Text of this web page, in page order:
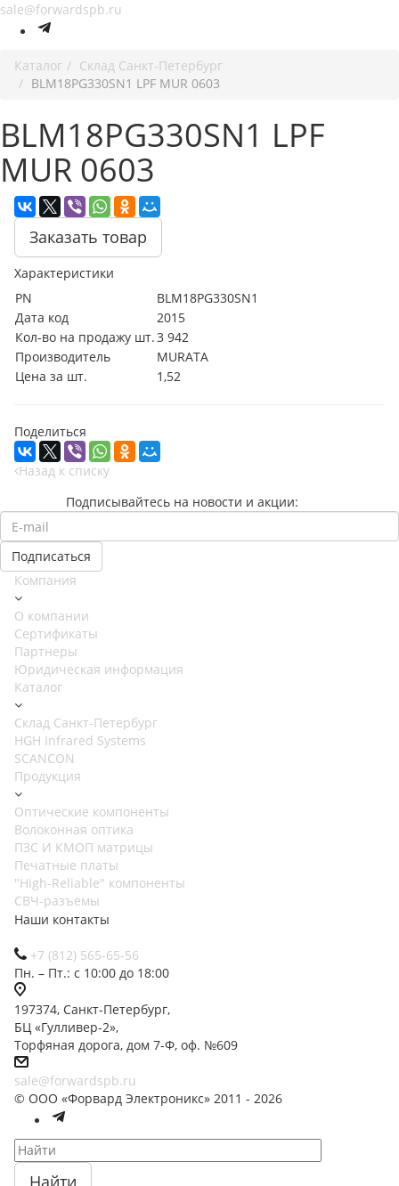
sale@forwardspb.ru
Каталог
Cклад Санкт-Петербург
BLM18PG330SN1 LPF MUR 0603
BLM18PG330SN1 LPF
MUR 0603
Заказать товар
Характеристики
PN
BLM18PG330SN1
Дата код
2015
Кол-во на продажу шт.3 942
Производитель
MURATA
Цена за шт.
1,52
Поделиться
Назад к списку
Подписывайтесь на новости и акции:
Компания
О компании
Сертификаты
Партнеры
Юридическая информация
Каталог
Cклад Санкт-Петербург
HGH Infrared Systems
SCANCON
Продукция
Оптические компоненты
Волоконная оптика
ПЗС И КМОП матрицы
Печатные платы
"High-Reliable" компоненты
СВЧ-разъёмы
Наши контакты
+7 (812) 565-65-56
Пн. – Пт.: с 10:00 до 18:00
197374, Санкт-Петербург,
БЦ «Гулливер-2»,
Торфяная дорога, дом 7-Ф, оф. №609
sale@forwardspb.ru
© ООО «Форвард Электроникс» 2011 - 2026
Найти